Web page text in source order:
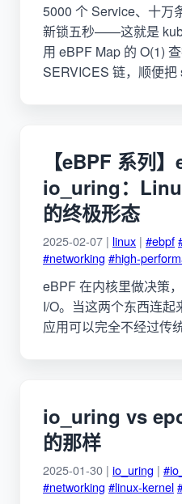
5000 个 Service、十万
新锁五秒——这就是
用 eBPF Map 的 O(1)
SERVICES 链，顺便把
【eBPF 系列
io_uring：
的终极形态
2025-02-07 | linux | #ebpf
#networking #high-
eBPF 在内核里做决策
I/O。当这两个东西连
应用可以完全不经过传
io_uring vs
的那样
2025-01-30 | io_uring |
#networking #linux-kernel